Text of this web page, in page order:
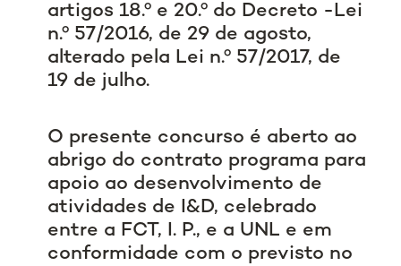
artigos 18.º e 20.º do Decreto -Lei
n.º 57/2016, de 29 de agosto,
alterado pela Lei n.º 57/2017, de
19 de julho.
O presente concurso é aberto ao
abrigo do contrato programa para
apoio ao desenvolvimento de
atividades de I&D, celebrado
entre a FCT, I. P., e a UNL e em
conformidade com o previsto no